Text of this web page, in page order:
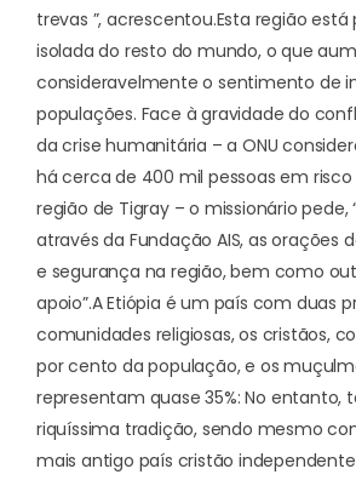
trevas ”, acrescentou.Esta região
isolada do resto do mundo, o que
consideravelmente o sentimento de
populações. Face à gravidade do
da crise humanitária – a ONU
há cerca de 400 mil pessoas em
região de Tigray – o missionário pede,
através da Fundação AIS, as orações
e segurança na região, bem como
apoio”.A Etiópia é um país com duas
comunidades religiosas, os cristãos,
por cento da população, e os
representam quase 35%: No entanto,
riquíssima tradição, sendo mesmo
mais antigo país cristão